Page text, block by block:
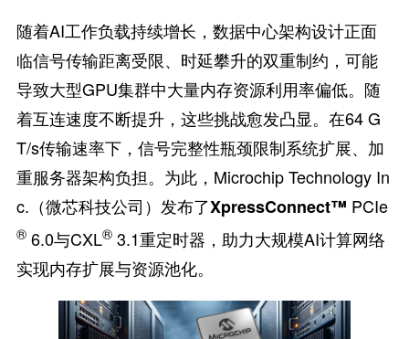
随着AI工作负载持续增长，数据中心架构设计正面
临信号传输距离受限、时延攀升的双重制约，可能
导致大型GPU集群中大量内存资源利用率偏低。随
着互连速度不断提升，这些挑战愈发凸显。在64 G
T/s传输速率下，信号完整性瓶颈限制系统扩展、加
重服务器架构负担。为此，Microchip Technology In
c.（微芯科技公司）发布了XpressConnect™ PCIe
®6.0与CXL®3.1重定时器，助力大规模AI计算网络
实现内存扩展与资源池化。